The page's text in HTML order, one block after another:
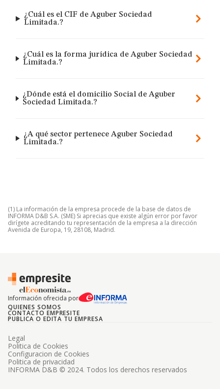
¿Cuál es el CIF de Aguber Sociedad
Limitada.?
¿Cuál es la forma jurídica de Aguber Sociedad
Limitada.?
¿Dónde está el domicilio Social de Aguber
Sociedad Limitada.?
¿A qué sector pertenece Aguber Sociedad
Limitada.?
(1) La información de la empresa procede de la base de datos de
INFORMA D&B S.A. (SME) Si aprecias que existe algún error por favor
dirígete acreditando tu representación de la empresa a la dirección
Avenida de Europa, 19, 28108, Madrid.
Información ofrecida por
QUIENES SOMOS
CONTACTO EMPRESITE
PUBLICA O EDITA TU EMPRESA
INFORMA D&B © 2024. Todos los derechos reservados
Legal
Politica de Cookies
Configuracion de Cookies
Politica de privacidad